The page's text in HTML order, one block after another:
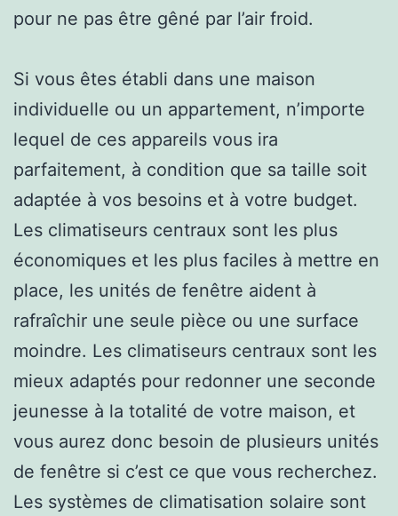
pour ne pas être gêné par l’air froid.
Si vous êtes établi dans une maison
individuelle ou un appartement, n’importe
lequel de ces appareils vous ira
parfaitement, à condition que sa taille soit
adaptée à vos besoins et à votre budget.
Les climatiseurs centraux sont les plus
économiques et les plus faciles à mettre en
place, les unités de fenêtre aident à
rafraîchir une seule pièce ou une surface
moindre. Les climatiseurs centraux sont les
mieux adaptés pour redonner une seconde
jeunesse à la totalité de votre maison, et
vous aurez donc besoin de plusieurs unités
de fenêtre si c’est ce que vous recherchez.
Les systèmes de climatisation solaire sont